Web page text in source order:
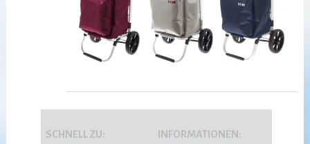
SCHNELL ZU: INFORMATIONEN: